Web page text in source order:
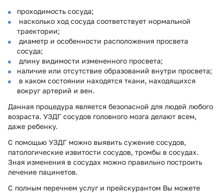
проходимость сосуда;
насколько ход сосуда соответствует нормальной
траектории;
диаметр и особенности расположения просвета
сосуда;
длину видимости измененного просвета;
наличие или отсутствие образований внутри просвета;
в каком состоянии находятся ткани, находящихся
вокруг артерий и вен.
Данная процедура является безопасной для людей любого
возраста. УЗДГ сосудов головного мозга делают всем,
даже ребенку.
С помощью УЗДГ можно выявить сужение сосудов,
патологические извитости сосудов, тромбы в сосудах.
Зная изменения в сосудах можно правильно построить
лечение пацинетов.
С полным перечнем услуг и прейскурантом Вы можете